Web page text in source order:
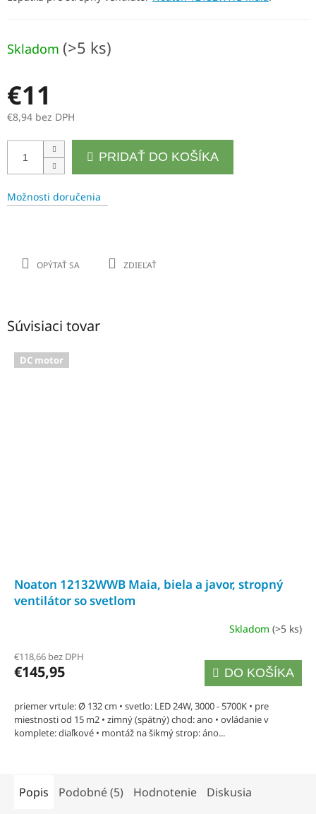
€11
€8,94 bez DPH
Jednotková
cena:
Skladom (>5 ks)
Možnosti doručenia
PRIDAŤ DO KOŠÍKA
OPÝTAŤ SA ZDIEĽAŤ
Súvisiaci tovar
DC motor
Noaton 12132WWB Maia, biela a javor, stropný
ventilátor so svetlom
hodnotenie
produktu
4,6
z
5
Skladom(>5 ks)
€118,66 bez DPH
€145,95 DO KOŠÍKA
priemer vrtule: Ø 132 cm • svetlo: LED 24W, 3000 - 5700K • pre
miestnosti od 15 m2 • zimný (spätný) chod: ano • ovládanie v
komplete: diaľkové • montáž na šikmý strop: áno...
Popis Podobné (5) Hodnotenie Diskusia